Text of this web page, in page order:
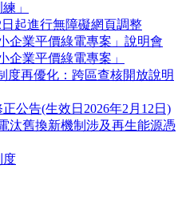
」
起進行無障礙網頁調整
企業平價綠電專案」說明會
企業平價綠電專案」
度再優化：跨區查核開放說明
公告(生效日2026年2月12日)
汰舊換新機制涉及再生能源憑
度